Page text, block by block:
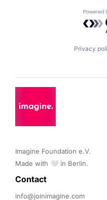
Privacy
Imagine Foundation e.V.
Made with 🤍 in Berlin.
Contact
info@joinimagine.com